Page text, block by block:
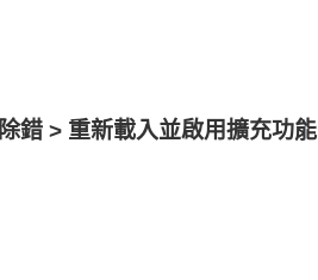
除錯 > 重新載入並啟用擴充功能